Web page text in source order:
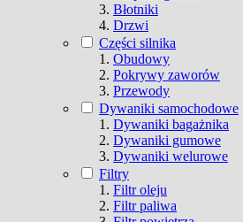
Błotniki
Drzwi
Części silnika
Obudowy
Pokrywy zaworów
Przewody
Dywaniki samochodowe
Dywaniki bagażnika
Dywaniki gumowe
Dywaniki welurowe
Filtry
Filtr oleju
Filtr paliwa